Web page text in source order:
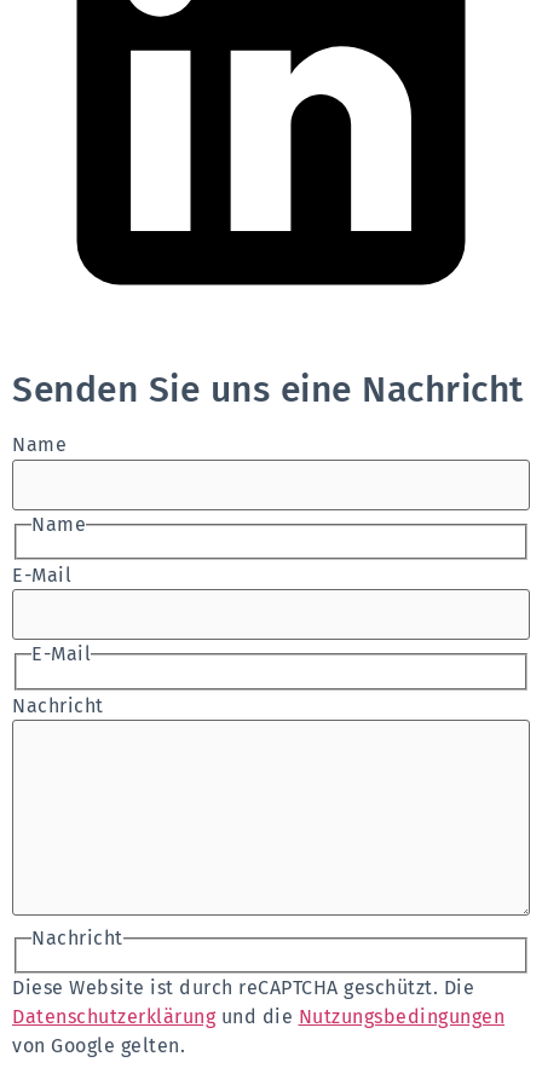
Senden Sie uns eine Nachricht
Name
Name
E-Mail
E-Mail
Nachricht
Nachricht
Diese Website ist durch reCAPTCHA geschützt. Die
Datenschutzerklärungund die Nutzungsbedingungen
von Google gelten.